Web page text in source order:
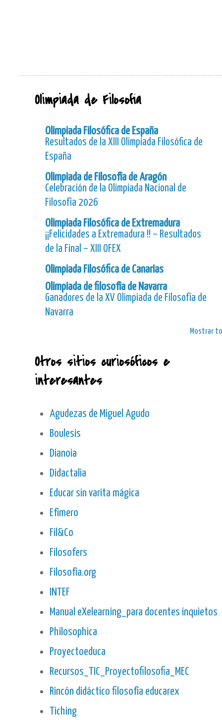
Olimpiada de Filosofía
Olimpiada Filosófica de España
Resultados de la XIII Olimpiada Filosófica de
España
Olimpiada de Filosofía de Aragón
Celebración de la Olimpiada Nacional de
Filosofía 2026
Olimpiada Filosófica de Extremadura
¡¡Felicidades a Extremadura !! – Resultados
de la Final – XIII OFEX
Olimpiada Filosófica de Canarias
Olimpiada de filosofía de Navarra
Ganadores de la XV Olimpiada de Filosofía de
Navarra
Mostrar
Otros sitios curiosóficos e
interesantes
Agudezas de Miguel Agudo
Boulesis
Dianoia
Didactalia
Educar sin varita mágica
Efímero
Fil&Co
Filosofers
Filosofía.org
INTEF
Manual eXelearning_para docentes inquietos
Philosophica
Proyectoeduca
Recursos_TIC_Proyectofilosofia_MEC
Rincón didáctico filosofía educarex
Tiching